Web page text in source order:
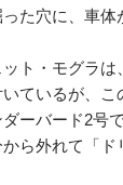
た穴に、車体
ト・モグラは
ているが、こ
ーバード2号
ら外れて「